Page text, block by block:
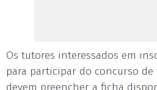
Os tutores interessados em
para participar do concurso de
devem preencher a ficha